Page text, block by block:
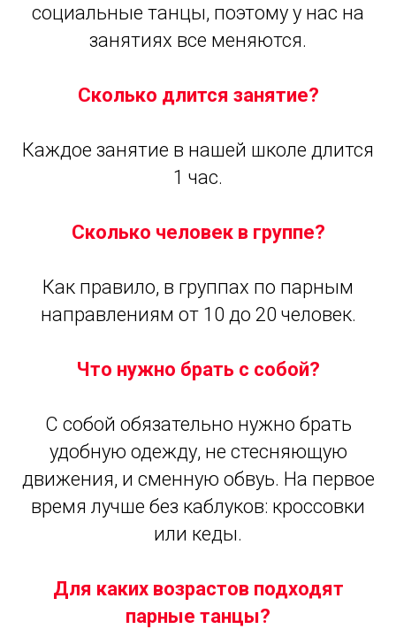
социальные танцы, поэтому у нас на
занятиях все меняются.
Сколько длится занятие?
Каждое занятие в нашей школе длится
1 час.
Сколько человек в группе?
Как правило, в группах по парным
направлениям от 10 до 20 человек.
Что нужно брать с собой?
С собой обязательно нужно брать
удобную одежду, не стесняющую
движения, и сменную обвуь. На первое
время лучше без каблуков: кроссовки
или кеды.
Для каких возрастов подходят
парные танцы?